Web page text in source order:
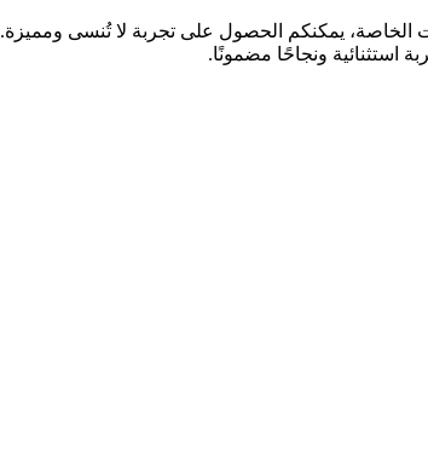
الخاصة، يمكنكم الحصول على تجربة لا تُنسى
ونجاحًا مضمونًا.